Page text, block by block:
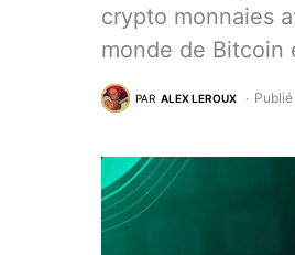
crypto monnaies
monde de Bitcoin
PAR ALEX LEROUX